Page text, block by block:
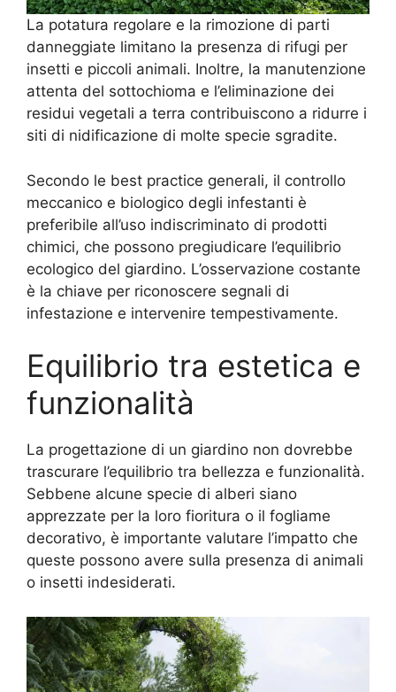
La potatura regolare e la rimozione di parti
danneggiate limitano la presenza di rifugi per
insetti e piccoli animali. Inoltre, la manutenzione
attenta del sottochioma e l’eliminazione dei
residui vegetali a terra contribuiscono a ridurre i
siti di nidificazione di molte specie sgradite.
Secondo le best practice generali, il controllo
meccanico e biologico degli infestanti è
preferibile all’uso indiscriminato di prodotti
chimici, che possono pregiudicare l’equilibrio
ecologico del giardino. L’osservazione costante
è la chiave per riconoscere segnali di
infestazione e intervenire tempestivamente.
Equilibrio tra estetica e
funzionalità
La progettazione di un giardino non dovrebbe
trascurare l’equilibrio tra bellezza e funzionalità.
Sebbene alcune specie di alberi siano
apprezzate per la loro fioritura o il fogliame
decorativo, è importante valutare l’impatto che
queste possono avere sulla presenza di animali
o insetti indesiderati.